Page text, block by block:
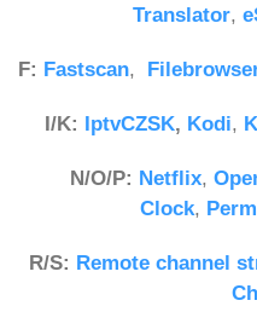
Translator,
F: Fastscan,
I/K: IptvCZSK, Kodi,
N/O/P: Netflix,
Clock,
R/S: Remote channel